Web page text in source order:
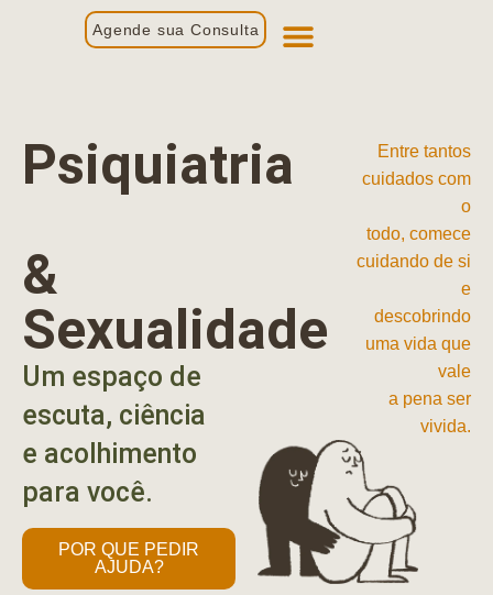
Agende sua Consulta
Psiquiatria
&
Sexualidade
Um espaço de
escuta, ciência
e acolhimento
para você.
POR QUE PEDIR
AJUDA?
Entre tantos
cuidados com
o
todo, comece
cuidando de si
e
descobrindo
uma vida que
vale
a pena ser
vivida.